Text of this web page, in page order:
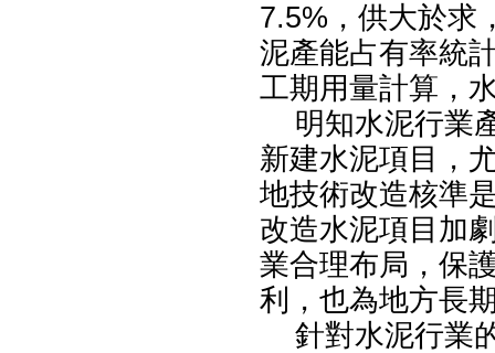
7.5%，供大於求
泥產能占有率統
工期用量計算，
明知水泥行業
新建水泥項目，
地技術改造核準
改造水泥項目加
業合理布局，保
利，也為地方長
針對水泥行業